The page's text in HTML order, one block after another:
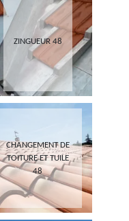
ZINGUEUR 48
CHANGEMENT DE
TOITURE ET TUILE
48